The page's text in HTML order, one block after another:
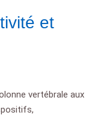
et
vertébrale aux